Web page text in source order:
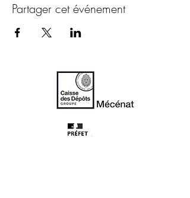
Partager cet événement